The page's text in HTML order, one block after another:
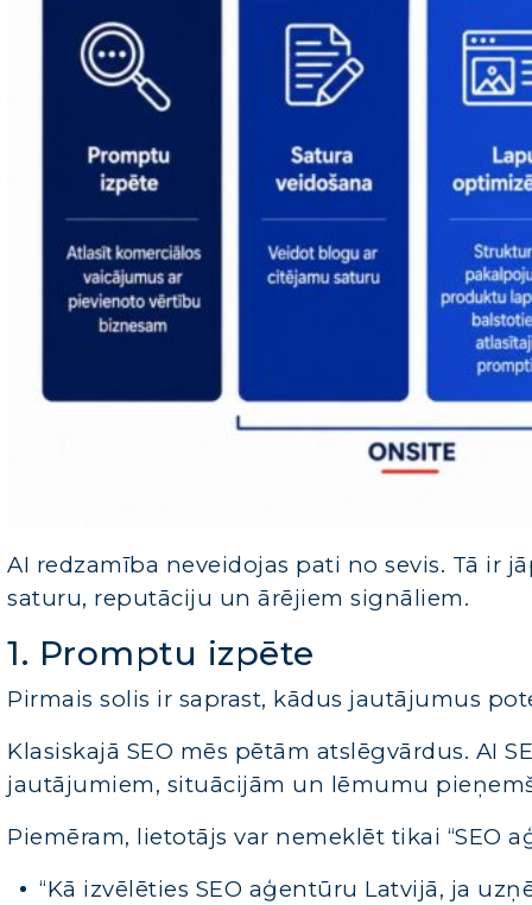
AI redzamība neveidojas pati no sevis. Tā ir
saturu, reputāciju un ārējiem signāliem.
1. Promptu izpēte
Pirmais solis ir saprast, kādus jautājumus
Klasiskajā SEO mēs pētām atslēgvārdus. AI
jautājumiem, situācijām un lēmumu
Piemēram, lietotājs var nemeklēt tikai “SEO
“Kā izvēlēties SEO aģentūru Latvijā, ja